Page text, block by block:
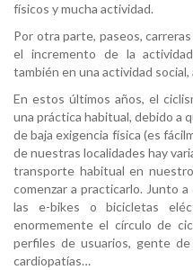
físicos y mucha actividad.
Por otra parte, paseos,
el incremento de la
también en una actividad
En estos últimos años, el
una práctica habitual, debido a
de baja exigencia física (es
de nuestras localidades hay
transporte habitual en
comenzar a practicarlo. Junto
las e-bikes o bicicletas
enormemente el círculo de
perfiles de usuarios, gente
cardiopatías…